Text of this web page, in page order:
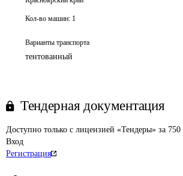
Кол-во машин: 1
Варианты транспорта
тентованный
Тендерная документация
Доступно только с лицензией «Тендеры» за
Вход
Регистрация